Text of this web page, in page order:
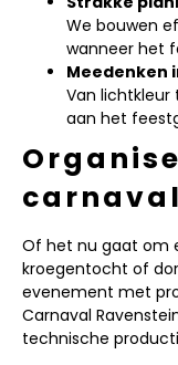
We bouwen
wanneer het
Meedenken
Van
aan het
Of het nu gaat om
kroegentocht of
evenement met
Carnaval
technische